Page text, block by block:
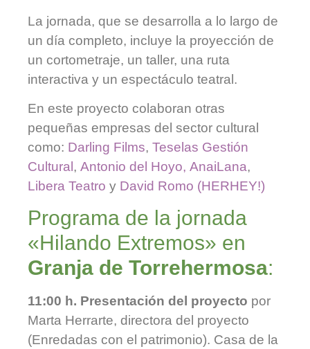
La jornada, que se desarrolla a lo largo de
un día completo, incluye la proyección de
un cortometraje, un taller, una ruta
interactiva y un espectáculo teatral.
En este proyecto colaboran otras
pequeñas empresas del sector cultural
como: Darling Films, Teselas Gestión
Cultural , Antonio del Hoyo, AnaiLana,
Libera Teatro y David Romo (HERHEY!)
Programa de la jornada
«Hilando Extremos» en
Granja de Torrehermosa:
11:00 h. Presentación del proyecto por
Marta Herrarte, directora del proyecto
(Enredadas con el patrimonio). Casa de la